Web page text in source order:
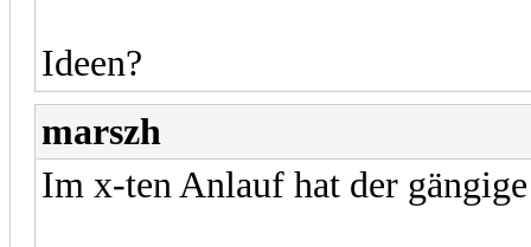
Ideen?
marszh
Im x-ten Anlauf hat der